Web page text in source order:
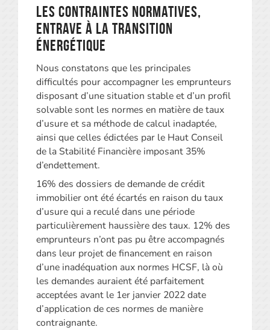
Les contraintes normatives,
entrave à la transition
énergétique
Nous constatons que les principales
difficultés pour accompagner les emprunteurs
disposant d’une situation stable et d’un profil
solvable sont les normes en matière de taux
d’usure et sa méthode de calcul inadaptée,
ainsi que celles édictées par le Haut Conseil
de la Stabilité Financière imposant 35%
d’endettement.
16% des dossiers de demande de crédit
immobilier ont été écartés en raison du taux
d’usure qui a reculé dans une période
particulièrement haussière des taux. 12% des
emprunteurs n’ont pas pu être accompagnés
dans leur projet de financement en raison
d’une inadéquation aux normes HCSF, là où
les demandes auraient été parfaitement
acceptées avant le 1er janvier 2022 date
d’application de ces normes de manière
contraignante.